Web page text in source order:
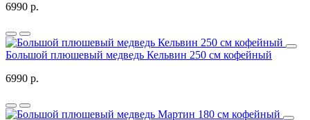
6990 р.
Большой плюшевый медведь Кельвин 250 см кофейный
6990 р.